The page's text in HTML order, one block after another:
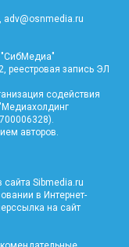
adv@osnmedia.ru
"СибМедиа"
реестровая запись ЭЛ
содействия
авторов.
сайта Sibmedia.ru
в Интернет-
на сайт